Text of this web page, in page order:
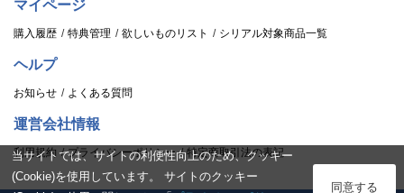
マイページ
購入履歴 特典管理 欲しいものリスト シリアル対象商品一覧
ヘルプ
お知らせ よくある質問
運営会社情報
利用規約 プライバシーポリシー 特定商取引法の表記
当サイトでは、サイトの利便性向上のため、クッキー
(Cookie)を使用しています。 サイトのクッキー
同意する